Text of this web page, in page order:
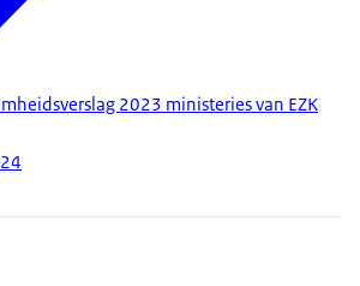
2023 ministeries van EZK